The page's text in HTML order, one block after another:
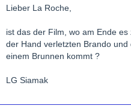
Lieber La Roche,
ist das der Film, wo am Ende
der Hand verletzten Brando
einem Brunnen kommt ?
LG Siamak